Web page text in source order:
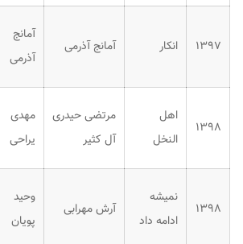
۱۳۹۷ انکار آمانج آذرمی
آمانج
آذرمی
۱۳۹۸
اهل
النخل
مرتضی حیدری
آل کثیر
مهدی
یراحی
۱۳۹۸
نمیشه
ادامه داد
آرش مهرابی
وحید
پویان